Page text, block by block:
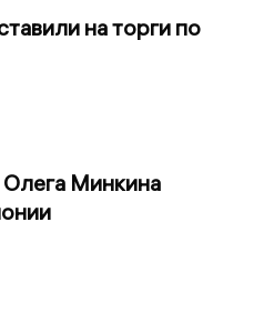
на торги по
Минкина